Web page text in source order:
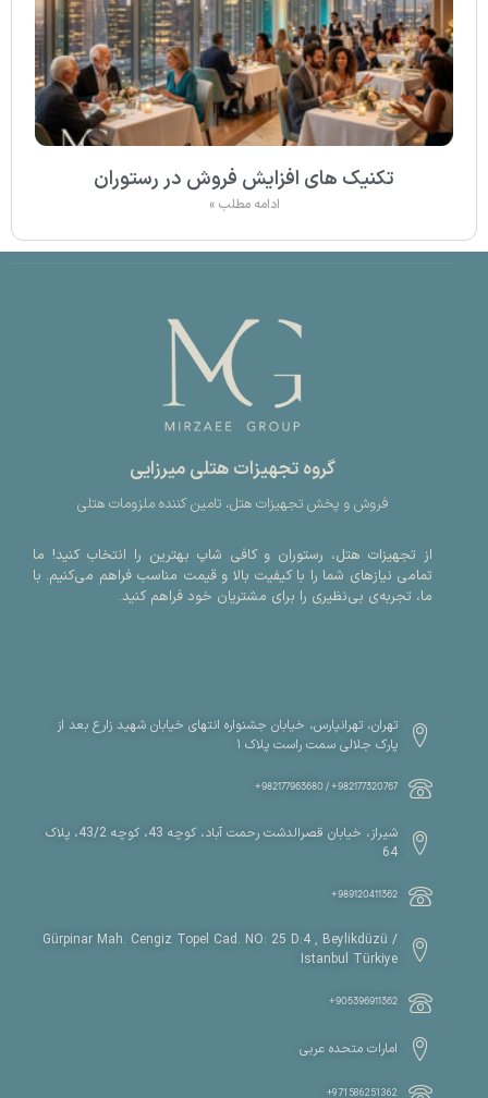
تکنیک های افزایش فروش در رستوران
ادامه مطلب »
گروه تجهیزات هتلی میرزایی
فروش و پخش تجهیزات هتل، تامین کننده ملزومات هتلی
از تجهیزات هتل، رستوران و کافی شاپ بهترین را انتخاب کنید! ما
تمامی نیازهای شما را با کیفیت بالا و قیمت مناسب فراهم می‌کنیم. با
ما، تجربه‌ی بی‌نظیری را برای مشتریان خود فراهم کنید.
تهران، تهرانپارس، خیابان جشنواره انتهای خیابان شهید زارع بعد از
پارک جلالی سمت راست پلاک ۱
982177320767+ / 982177963680+
شیراز، خیابان قصرالدشت رحمت آباد، کوچه 43، کوچه 43/2، پلاک
64
989120411362+
Gürpinar Mah. Cengiz Topel Cad. NO: 25 D:4 , Beylikdüzü /
Istanbul Türkiye
905396911362+
امارات متحده عربی
971586251362+